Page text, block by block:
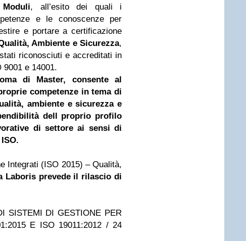
, all’esito dei quali i
e le conoscenze per
e portare a certificazione
Ambiente e Sicurezza,
riconosciuti e accreditati in
9001 e 14001.
di Master, consente al
competenze in tema di
ambiente e sicurezza e
dell proprio profilo
di settore ai sensi di
Integrati (ISO 2015) – Qualità,
Laboris prevede il rilascio di
SISTEMI DI GESTIONE PER
E ISO 19011:2012 / 24